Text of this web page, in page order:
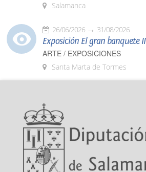
Salamanca
26/06/2026 31/08/2026
Exposición El gran banquete II
ARTE / EXPOSICIONES
Santa Marta de Tormes